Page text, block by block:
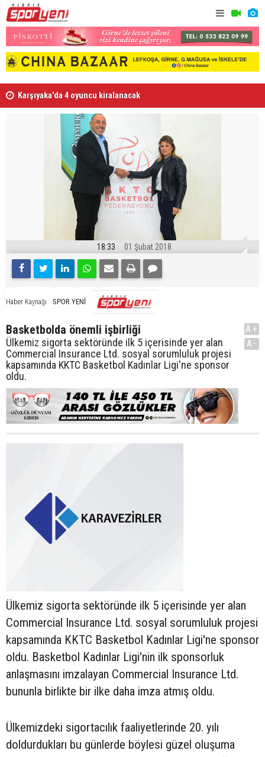
Karşıyaka'da 4 oyuncu kiralanacak
18:33 01 Şubat 2018
Haber Kaynağı SPOR YENİ
Basketbolda önemli işbirliği
Ülkemiz sigorta sektöründe ilk 5 içerisinde yer alan
Commercial Insurance Ltd. sosyal sorumluluk projesi
kapsamında KKTC Basketbol Kadınlar Ligi'ne sponsor
oldu.
A+
A-
Ülkemiz sigorta sektöründe ilk 5 içerisinde yer alan
Commercial Insurance Ltd. sosyal sorumluluk projesi
kapsamında KKTC Basketbol Kadınlar Ligi'ne sponsor
oldu. Basketbol Kadınlar Ligi'nin ilk sponsorluk
anlaşmasını imzalayan Commercial Insurance Ltd.
bununla birlikte bir ilke daha imza atmış oldu.
Ülkemizdeki sigortacılık faaliyetlerinde 20. yılı
doldurdukları bu günlerde böylesi güzel oluşuma